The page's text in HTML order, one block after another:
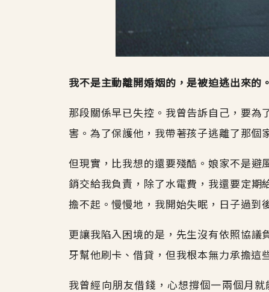
我不是主動離開婚姻的，是被迫逃出來的。
那段關係早已失控。我曾告訴自己，要為
害。為了保護他，我帶著孩子逃離了那個
但現實，比我想的還要殘酷。娘家不是避
銷交給我負責，除了水電費，我還要定期
擔不起。慢慢地，我開始失眠，日子過到
更讓我陷入困境的是，先生沒有依照協議
牙幫他刷卡、借貸，但我根本無力承擔這
我曾經向朋友借錢，心想撐個一兩個月